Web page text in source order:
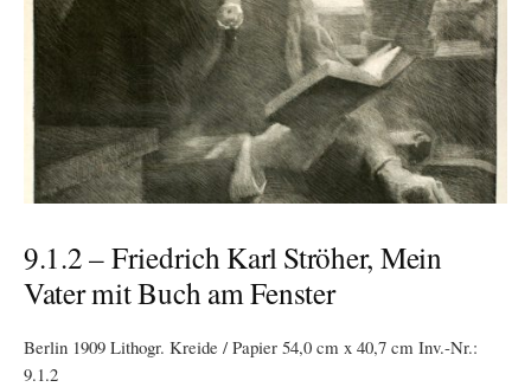
9.1.2 – Friedrich Karl Ströher, Mein
Vater mit Buch am Fenster
Berlin 1909 Lithogr. Kreide / Papier 54,0 cm x 40,7 cm Inv.-Nr.:
9.1.2